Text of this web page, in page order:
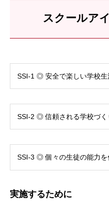
スクールア
SSI-1 ◎ 安全で楽しい学校生
SSI-2 ◎ 信頼される学校づく
SSI-3 ◎ 個々の生徒の能力を
実施するために